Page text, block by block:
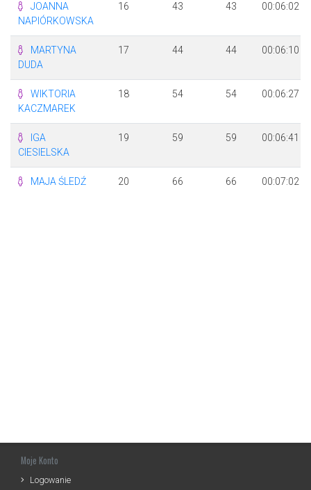
JOANNA
NAPIÓRKOWSKA
16 43 43 00:06:02
MARTYNA
DUDA
17 44 44 00:06:10
WIKTORIA
KACZMAREK
18 54 54 00:06:27
IGA
CIESIELSKA
19 59 59 00:06:41
MAJA ŚLEDŹ 20 66 66 00:07:02
Moje Konto
Logowanie